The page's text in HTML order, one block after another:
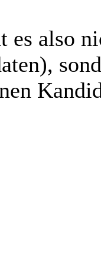
es also